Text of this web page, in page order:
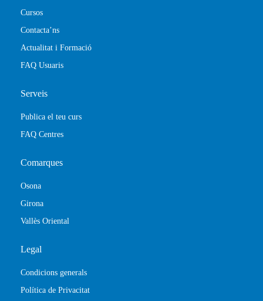
Cursos
Contacta’ns
Actualitat i Formació
FAQ Usuaris
Serveis
Publica el teu curs
FAQ Centres
Comarques
Osona
Girona
Vallès Oriental
Legal
Condicions generals
Política de Privacitat